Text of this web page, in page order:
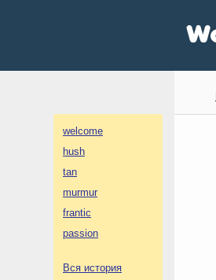
welcome
hush
tan
murmur
frantic
passion
Вся история